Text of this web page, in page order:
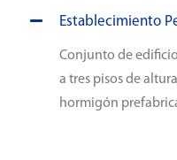
Establecimiento
Conjunto de
a tres pisos de
hormigón